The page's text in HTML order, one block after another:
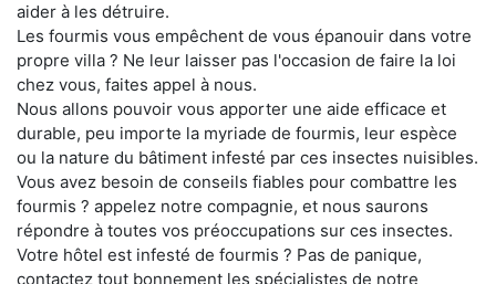
aider à les détruire.
Les fourmis vous empêchent de vous épanouir dans votre
propre villa ? Ne leur laisser pas l'occasion de faire la loi
chez vous, faites appel à nous.
Nous allons pouvoir vous apporter une aide efficace et
durable, peu importe la myriade de fourmis, leur espèce
ou la nature du bâtiment infesté par ces insectes nuisibles.
Vous avez besoin de conseils fiables pour combattre les
fourmis ? appelez notre compagnie, et nous saurons
répondre à toutes vos préoccupations sur ces insectes.
Votre hôtel est infesté de fourmis ? Pas de panique,
contactez tout bonnement les spécialistes de notre